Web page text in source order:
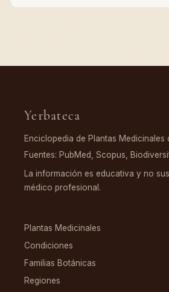
Yerbateca
Enciclopedia de Plantas Medicinales
Fuentes: PubMed, Scopus,
La información es educativa y no
médico profesional.
Plantas Medicinales
Condiciones
Familias Botánicas
Regiones